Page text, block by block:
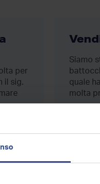
per
il sig.
Siamo
quale
molta